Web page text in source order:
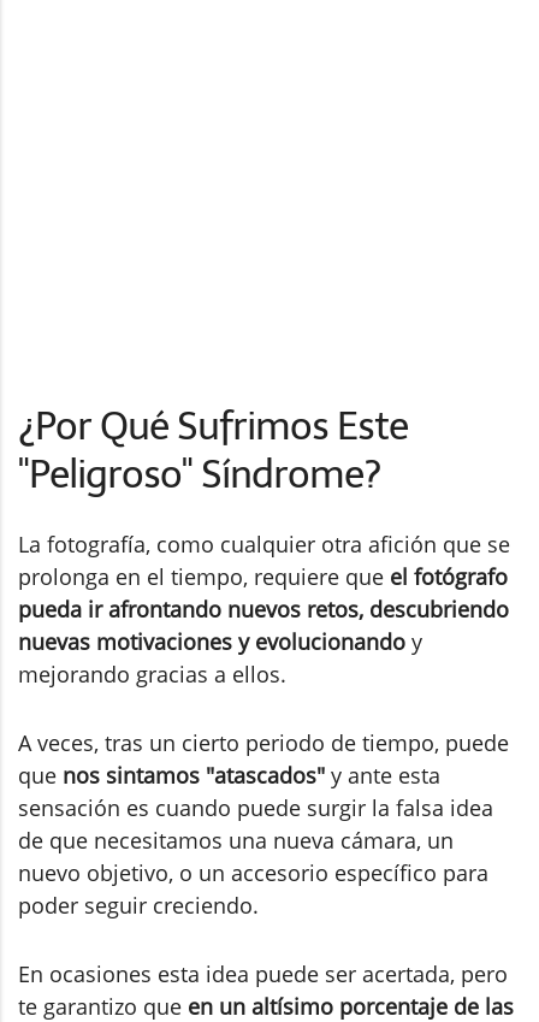
¿Por Qué Sufrimos Este
"Peligroso" Síndrome?
La fotografía, como cualquier otra afición que se
prolonga en el tiempo, requiere que el fotógrafo
pueda ir afrontando nuevos retos, descubriendo
nuevas motivaciones y evolucionando y
mejorando gracias a ellos.
A veces, tras un cierto periodo de tiempo, puede
que nos sintamos "atascados" y ante esta
sensación es cuando puede surgir la falsa idea
de que necesitamos una nueva cámara, un
nuevo objetivo, o un accesorio específico para
poder seguir creciendo.
En ocasiones esta idea puede ser acertada, pero
te garantizo que en un altísimo porcentaje de las